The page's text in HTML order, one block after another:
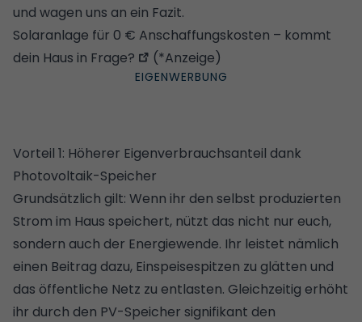
und wagen uns an ein Fazit.
Solaranlage für 0 € Anschaffungskosten – kommt
dein Haus in Frage?
(*Anzeige)
Vorteil 1: Höherer Eigenverbrauchsanteil dank
Photovoltaik-Speicher
Grundsätzlich gilt: Wenn ihr den selbst produzierten
Strom im Haus speichert, nützt das nicht nur euch,
sondern auch der Energiewende. Ihr leistet nämlich
einen Beitrag dazu, Einspeisespitzen zu glätten und
das öffentliche Netz zu entlasten. Gleichzeitig erhöht
ihr durch den PV-Speicher signifikant den